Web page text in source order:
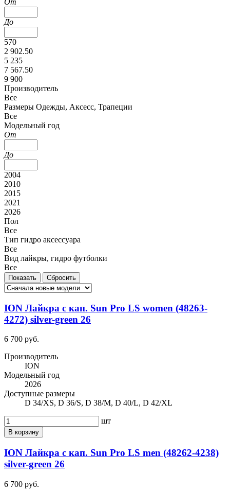
До
570
2 902.50
5 235
7 567.50
9 900
Производитель
Все
Размеры Одежды, Аксесс, Трапеции
Все
Модельный год
От
До
2004
2010
2015
2021
2026
Пол
Все
Тип гидро аксессуара
Все
Вид лайкры, гидро футболки
Все
ION Лайкра с кап. Sun Pro LS women (48263-
4272) silver-green 26
6 700 руб.
Производитель
ION
Модельный год
2026
Доступные размеры
D 34/XS, D 36/S, D 38/M, D 40/L, D 42/XL
шт
В корзину
ION Лайкра с кап. Sun Pro LS men (48262-4238)
silver-green 26
6 700 руб.